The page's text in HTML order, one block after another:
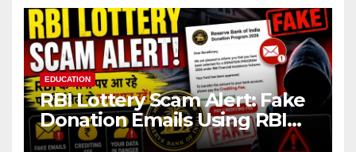
EDUCATION
RBI Lottery Scam Alert: Fake
Donation Emails Using RBI
Name Target Indian Users